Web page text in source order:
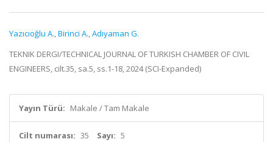
Yazıcıoğlu A.,Birinci A.,Adıyaman G.
TEKNIK DERGI/TECHNICAL JOURNAL OF TURKISH CHAMBER OF CIVIL
ENGINEERS, cilt.35, sa.5, ss.1-18, 2024 (SCI-Expanded)
Yayın Türü: Makale / Tam Makale
Cilt numarası: 35 Sayı: 5